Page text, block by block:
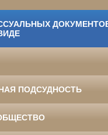
ПОДСУДНОСТЬ